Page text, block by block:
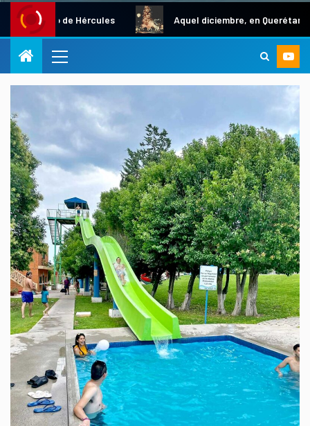
Gallo de Hércules Aquel diciembre, en Querétaro